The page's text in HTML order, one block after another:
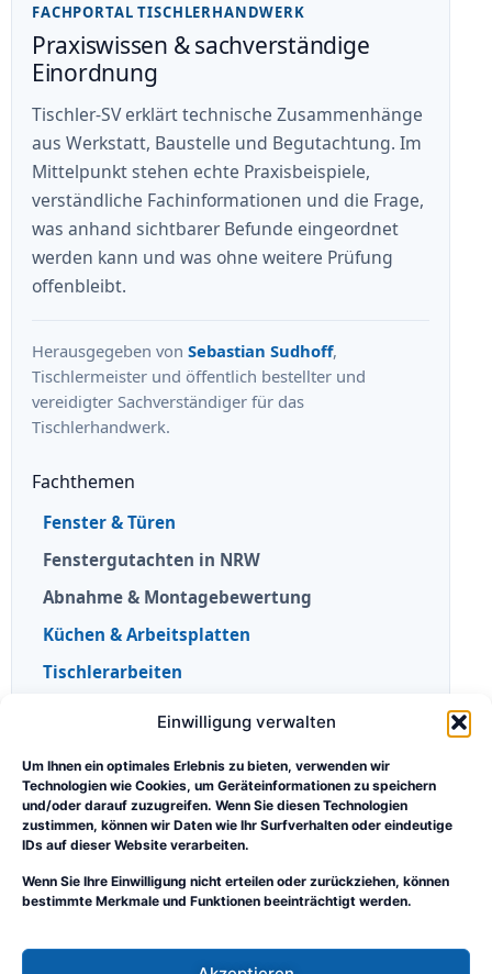
Einwilligung verwalten
Um Ihnen ein optimales Erlebnis zu bieten, verwenden wir
Technologien wie Cookies, um Geräteinformationen zu speichern
und/oder darauf zuzugreifen. Wenn Sie diesen Technologien
zustimmen, können wir Daten wie Ihr Surfverhalten oder eindeutige
IDs auf dieser Website verarbeiten.
Wenn Sie Ihre Einwilligung nicht erteilen oder zurückziehen, können
bestimmte Merkmale und Funktionen beeinträchtigt werden.
FACHPORTAL TISCHLERHANDWERK
Praxiswissen & sachverständige
Einordnung
Tischler-SV erklärt technische Zusammenhänge
aus Werkstatt, Baustelle und Begutachtung. Im
Mittelpunkt stehen echte Praxisbeispiele,
verständliche Fachinformationen und die Frage,
was anhand sichtbarer Befunde eingeordnet
werden kann und was ohne weitere Prüfung
offenbleibt.
Herausgegeben von Sebastian Sudhoff,
Tischlermeister und öffentlich bestellter und
vereidigter Sachverständiger für das
Tischlerhandwerk.
Fachthemen
Fenster & Türen
Fenstergutachten in NRW
Abnahme & Montagebewertung
Küchen & Arbeitsplatten
Tischlerarbeiten
Portal & Orientierung
Praxisberichte
Wissen & Orientierung
Rolle und Grenzen des Sachverständigen
Sebastian Sudhoff
Kontakt